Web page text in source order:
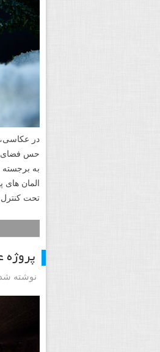
در
حس فضای
به
المان های
تحت کنترل
پروژه
نوشته شده در ۱۷